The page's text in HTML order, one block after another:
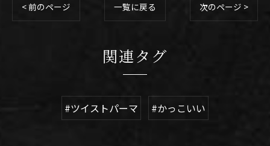
< 前のページ 一覧に戻る 次のページ >
関連タグ
#ツイストパーマ #かっこいい